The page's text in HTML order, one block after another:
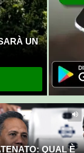
UN
QUAL È